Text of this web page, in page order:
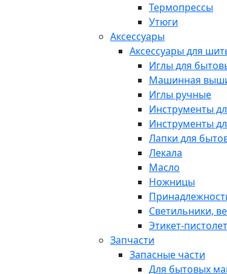
Термопрессы
Утюги
Аксессуары
Аксессуары для
Иглы для
Машинная
Иглы ручные
Инструменты
Инструменты
Лапки для
Лекала
Масло
Ножницы
Светильники,
Этикет-
Запчасти
Запасные части
Для бытовых